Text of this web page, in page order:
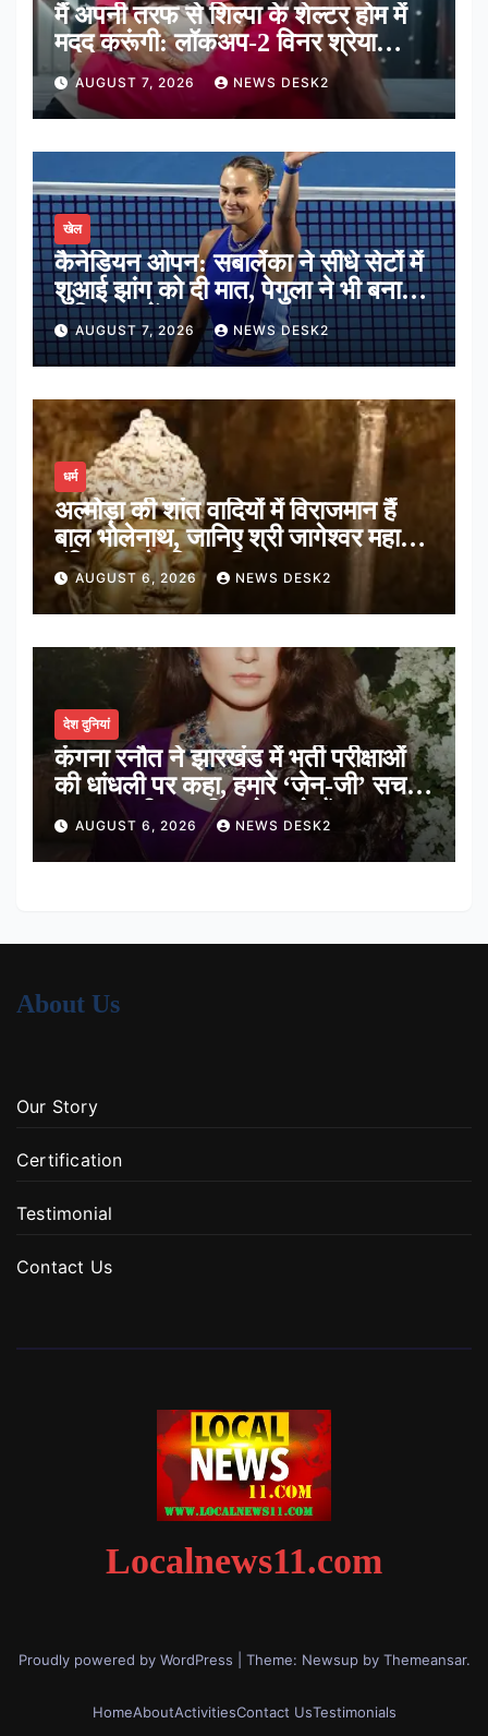
मैं अपनी तरफ से शिल्पा के शेल्टर होम में
मदद करूंगी: लॉकअप-2 विनर श्रेया
कालरा
AUGUST 7, 2026 NEWS DESK2
खेल
कैनेडियन ओपन: सबालेंका ने सीधे सेटों में
शुआई झांग को दी मात, पेगुला ने भी बनाई
अंतिम 16 में जगह
AUGUST 7, 2026 NEWS DESK2
धर्म
अल्मोड़ा की शांत वादियों में विराजमान हैं
बाल भोलेनाथ, जानिए श्री जागेश्वर महादेव
मंदिर का पौराणिक इतिहास
AUGUST 6, 2026 NEWS DESK2
देश दुनियां
कंगना रनौत ने झारखंड में भर्ती परीक्षाओं
की धांधली पर कहा, हमारे ‘जेन-जी’ सच में
हर तरह की तकलीफ झेल रहे हैं
AUGUST 6, 2026 NEWS DESK2
About Us
Our Story
Certification
Testimonial
Contact Us
Localnews11.com
Proudly powered by WordPress Theme: Newsup by Themeansar.
HomeAboutActivitiesContact UsTestimonials